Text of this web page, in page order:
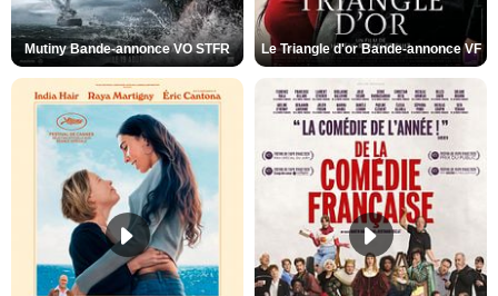
Mutiny Bande-annonce VO STFR Le Triangle d'or Bande-annonce VF